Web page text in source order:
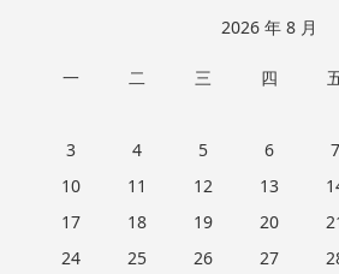
2026 年 8 月
一 二 三 四
3
4 5 6 7
10
11 12 13
17
18 19 20
24
25 26 27